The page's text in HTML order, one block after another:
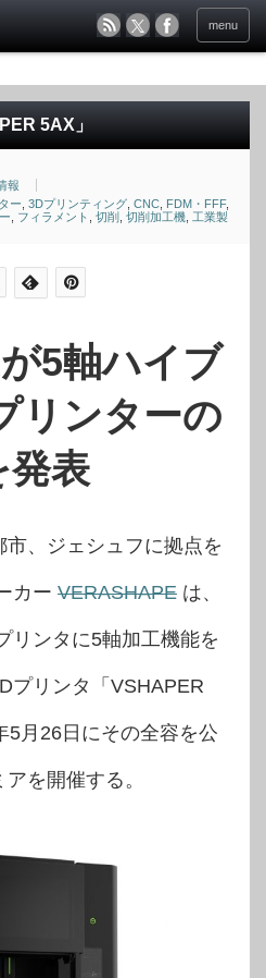
menu
5AX」
報
ー 3Dプリンティング CNC FDM・FFF,
フィラメント 切削 切削加工機 工業製
5軸ハイブ
リンターの
発表
、ジェシュフに拠点を
カー VERASHAPE は、
リンタに5軸加工機能を
プリンタ「VSHAPER
5月26日にその全容を公
を開催する。